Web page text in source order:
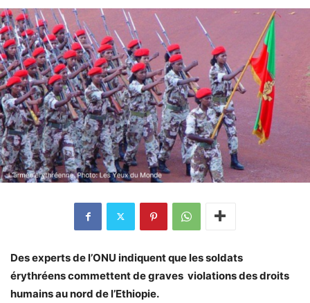
Des experts de l’ONU indiquent que les soldats
érythréens commettent de graves violations des droits
humains au nord de l’Ethiopie.